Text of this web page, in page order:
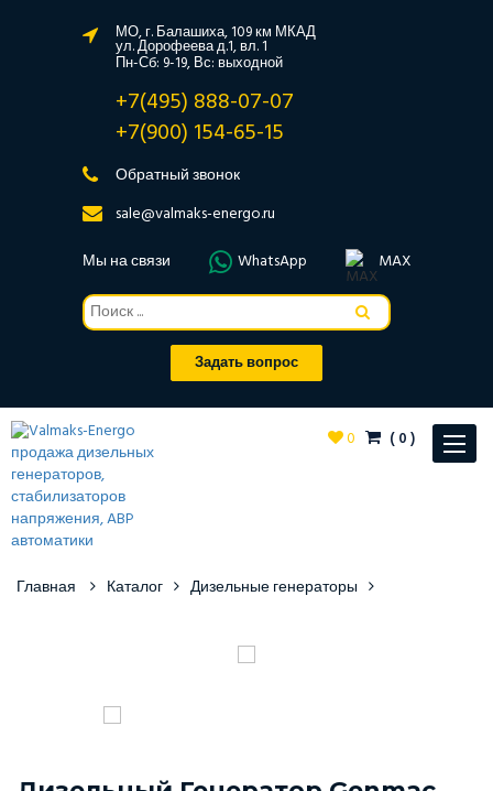
МО, г. Балашиха, 109 км МКАД
ул. Дорофеева д.1, вл. 1
Пн-Сб: 9-19, Вс: выходной
+7(495) 888-07-07
+7(900) 154-65-15
Обратный звонок
sale@valmaks-energo.ru
Мы на связи
WhatsApp MAX
Задать вопрос
Toggle
0 (0)
Главная Каталог Дизельные генераторы